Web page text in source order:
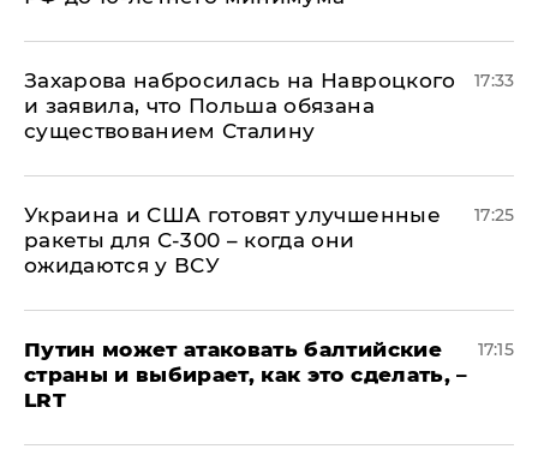
​Захарова набросилась на Навроцкого
и заявила, что Польша обязана
существованием Сталину
17:33
Украина и США готовят улучшенные
ракеты для С-300 – когда они
ожидаются у ВСУ
17:25
Путин может атаковать балтийские
страны и выбирает, как это сделать, –
LRT
17:15